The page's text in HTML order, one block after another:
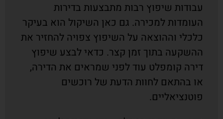
עבודות שיפוץ רבות מתבצעות בדירות
העומדות למכירה. גם כאן השיקול הוא בעיקר
כלכלי וההוצאה על השיפוץ צפויה להחזיר את
ההשקעה בתוך זמן קצר. כדאי לבצע שיפוץ
דירה קומפלט עוד לפני שמראים את הדירה,
או בהתאם לחוות הדעת של רוכשים
פוטנציאליים.